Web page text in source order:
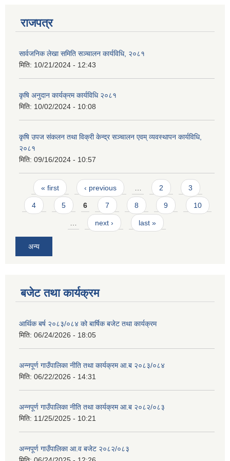
राजपत्र
सार्वजनिक लेखा समिति सञ्चालन कार्यविधि, २०८१
मिति: 10/21/2024 - 12:43
कृषि अनुदान कार्यक्रम कार्यविधि २०८१
मिति: 10/02/2024 - 10:08
कृषि उपज संकलन तथा विक्री केन्द्र सञ्चालन एवम् व्यवस्थापन कार्यविधि,
२०८१
मिति: 09/16/2024 - 10:57
Pages
« first ‹ previous 2 3
4 5 6 7 8 9 10
next › last »
अन्य
बजेट तथा कार्यक्रम
आर्थिक बर्ष २०८३/०८४ को बार्षिक बजेट तथा कार्यक्रम
मिति: 06/24/2026 - 18:05
अन्नपूर्ण गाउँपालिका नीति तथा कार्यक्रम आ.ब २०८३/०८४
मिति: 06/22/2026 - 14:31
अन्नपूर्ण गाउँपालिका नीति तथा कार्यक्रम आ.ब २०८२/०८३
मिति: 11/25/2025 - 10:21
अन्नपूर्ण गाउँपालिका आ.व बजेट २०८२/०८३